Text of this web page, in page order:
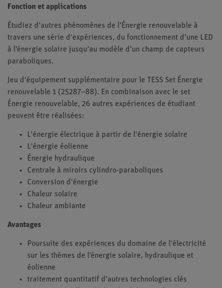
Fonction et applications
Étudiez d'autres phénomènes de l'Énergie renouvelable à
travers une série d'expériences, du fonctionnement d’une LED
à l’énergie solaire jusqu’au modèle d’un champ de capteurs
paraboliques.
Jeu d'équipement supplémentaire pour le TESS Set Énergie
renouvelable 1 (25287–88). En combinaison avec le set
Énergie renouvelable, 26 autres expériences de étudiant
peuvent être réalisées:
L'énergie électrique à partir de l'énergie solaire
L'énergie éolienne
Énergie hydraulique
Centrale à miroirs cylindro-paraboliques
Conversion d'énergie
Chaleur solaire
Chaleur ambiante
Avantages
Poursuite des expériences du domaine de l'électricité
sur les thèmes de l’énergie solaire, hydraulique et
éolienne
traitement quantitatif d’autres technologies clés